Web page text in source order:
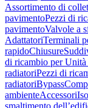
Assortimento di
pavimentoPezzi di
pavimentoValvole a
AdattatoriTerminali
rapidoChiusure
di ricambio per
radiatoriPezzi di
radiatoriBypass
ambienteAccessori
smaltimento